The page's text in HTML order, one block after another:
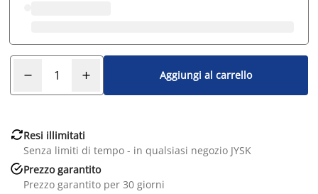
Aggiungi al carrello
Resi illimitati
Senza limiti di tempo - in qualsiasi negozio JYSK
Prezzo garantito
Prezzo garantito per 30 giorni